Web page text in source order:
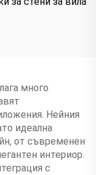
много
Нейния
идеална
от съвременен
интериор.
с